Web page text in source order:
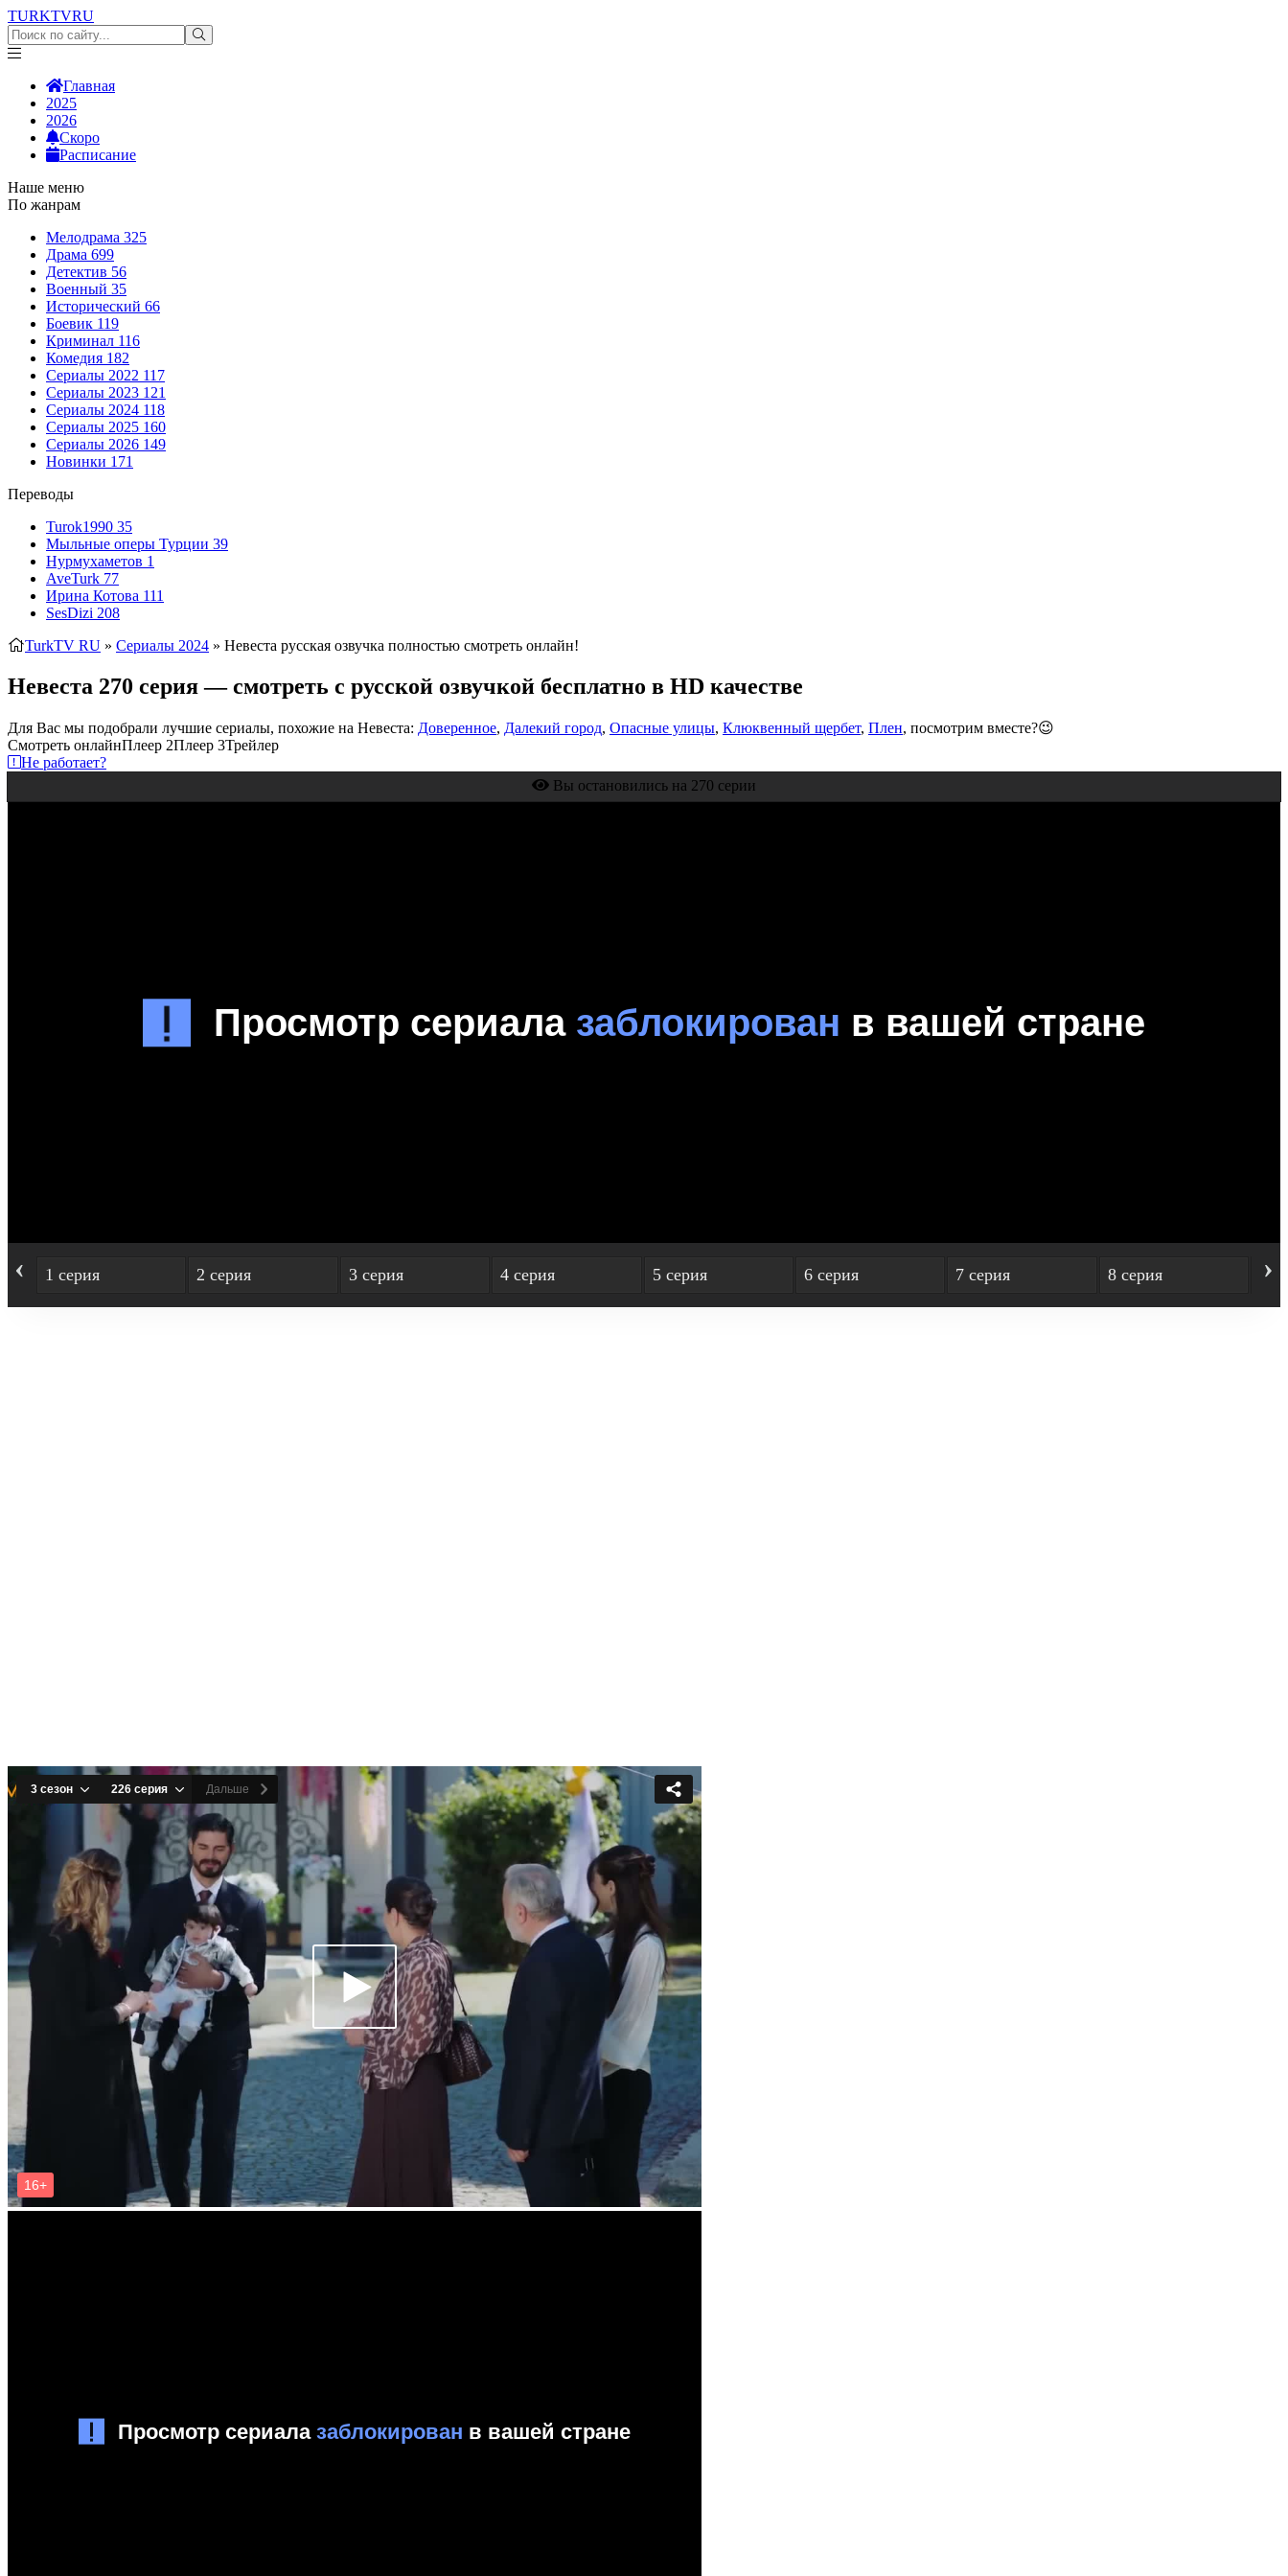
TURKTVRU
Главная
2025
2026
Скоро
Расписание
Наше меню
По жанрам
Мелодрама 325
Драма 699
Детектив 56
Военный 35
Исторический 66
Боевик 119
Криминал 116
Комедия 182
Сериалы 2022 117
Сериалы 2023 121
Сериалы 2024 118
Сериалы 2025 160
Сериалы 2026 149
Новинки 171
Переводы
Turok1990 35
Мыльные оперы Турции 39
Нурмухаметов 1
AveTurk 77
Ирина Котова 111
SesDizi 208
TurkTV RU » Сериалы 2024 » Невеста русская озвучка полностью смотреть онлайн!
Невеста 270 серия — смотреть с русской озвучкой бесплатно в HD качестве
Для Вас мы подобрали лучшие сериалы, похожие на Невеста: Доверенное, Далекий город, Опасные улицы, Клюквенный щербет, Плен, посмотрим вместе?😉
Смотреть онлайнПлеер 2Плеер 3Трейлер
Не работает?
Вы остановились на 270 серии
‹ 1 серия 2 серия 3 серия 4 серия 5 серия 6 серия 7 серия 8 серия 9
›